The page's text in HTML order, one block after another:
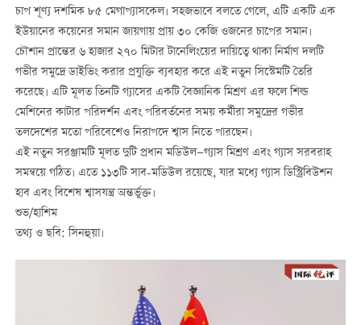
চাপ শূণ্য দশমিক ৮৫ মেগাপ্যাসকেল। সহজভাবে বলতে গেলে, এটি একটি এক
ইউয়ানের কয়েনের সমান জায়গায় প্রায় ৩০ কেজি ওজনের চাপের সমান।
চৌশান প্রান্তের ৬ হাজার ২৭০ মিটার টানেলিংয়ের দায়িত্বে থাকা নির্মাণ দলটি
গভীর সমুদ্রে ডাইভিং করার প্রযুক্তি ব্যবহার করে এই নতুন সিস্টেমটি তৈরি
করেছে। এটি মূলত তিনটি গ্যাসের একটি বৈজ্ঞানিক মিশ্রণ এর ফলে শিল্ড
মেশিনের কাটার পরিদর্শন এবং পরিবর্তনের সময় কর্মীরা সমুদ্রের গভীর
তলদেশের মতো পরিবেশেও নিরাপদে শ্বাস নিতে পারছেন।
এই নতুন সরঞ্জামটি মূলত দুটি প্রধান মডিউল—গ্যাস মিশ্রণ এবং গ্যাস সরবরাহ
সমন্বয়ে গঠিত। এতে ১১৩টি সাব-মডিউল রয়েছে, যার মধ্যে গ্যাস ডিস্ট্রিবিউশন
হাব এবং বিশেষ শ্বাসযন্ত্র অন্তর্ভুক্ত।
শুভ/হাশিম
তথ্য ও ছবি: সিনহুয়া।